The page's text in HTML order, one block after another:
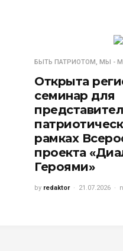
БЫТЬ ПАТРИОТОМ, МЫ -
Открыта
семинар для
рамках
проекта
Героями»
by redaktor 21.07.2026